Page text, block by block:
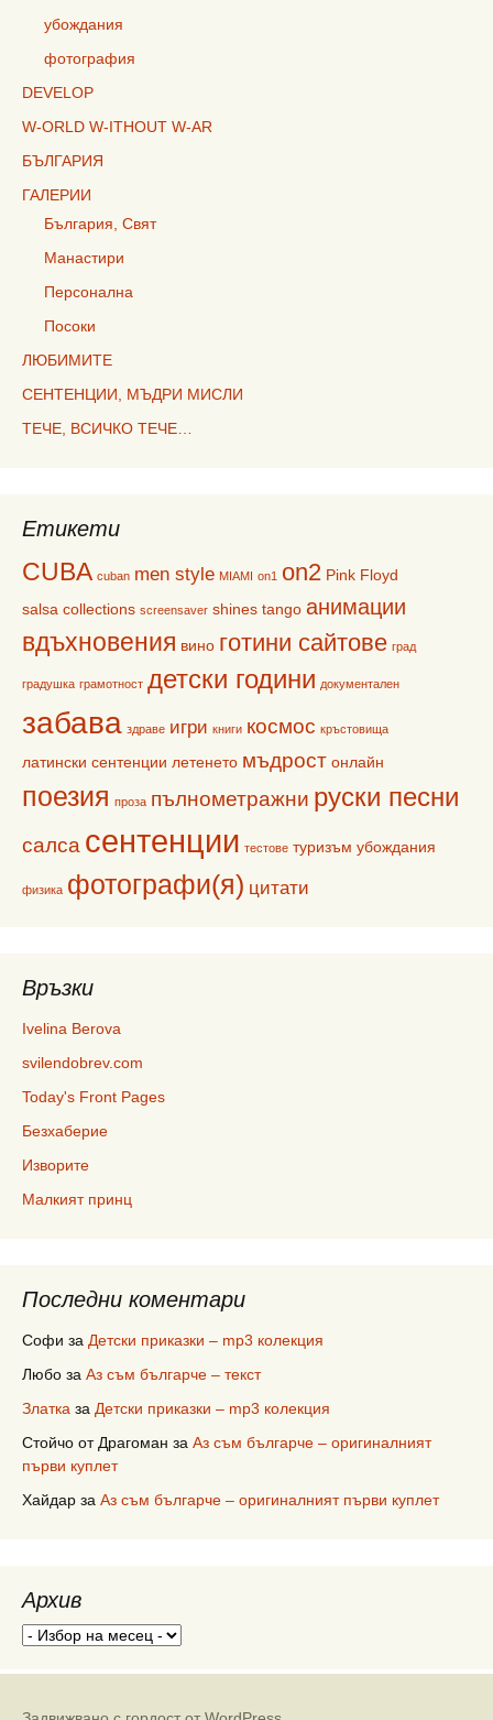
убождания
фотография
DEVELOP
W-ORLD W-ITHOUT W-AR
БЪЛГАРИЯ
ГАЛЕРИИ
България, Свят
Манастири
Персонална
Посоки
ЛЮБИМИТЕ
СЕНТЕНЦИИ, МЪДРИ МИСЛИ
ТЕЧЕ, ВСИЧКО ТЕЧЕ…
Етикети
CUBA cuban men style MIAMI on1 on2 Pink Floyd
salsa collections screensaver shines tango анимации
вдъхновения вино готини сайтове град
градушка грамотност детски години документален
забава здраве игри книги космос кръстовища
латински сентенции летенето мъдрост онлайн
поезия проза пълнометражни руски песни
салса сентенции тестове туризъм убождания
физика фотографи(я) цитати
Връзки
Ivelina Berova
svilendobrev.com
Today's Front Pages
Безхаберие
Изворите
Малкият принц
Последни коментари
Софи за Детски приказки – mp3 колекция
Любо за Аз съм българче – текст
Златка за Детски приказки – mp3 колекция
Стойчо от Драгоман за Аз съм българче – оригиналният
първи куплет
Хайдар за Аз съм българче – оригиналният първи куплет
Архив
Архив